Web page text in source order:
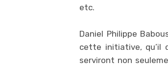
etc.
Daniel Philippe
cette initiative, qu’il
serviront non